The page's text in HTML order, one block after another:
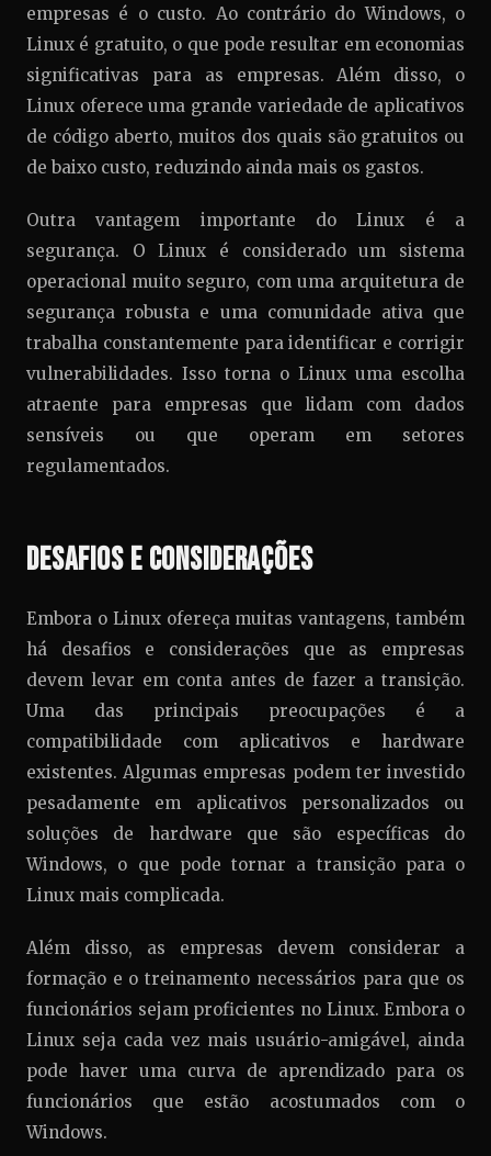
empresas é o custo. Ao contrário do Windows, o
Linux é gratuito, o que pode resultar em economias
significativas para as empresas. Além disso, o
Linux oferece uma grande variedade de aplicativos
de código aberto, muitos dos quais são gratuitos ou
de baixo custo, reduzindo ainda mais os gastos.
Outra vantagem importante do Linux é a
segurança. O Linux é considerado um sistema
operacional muito seguro, com uma arquitetura de
segurança robusta e uma comunidade ativa que
trabalha constantemente para identificar e corrigir
vulnerabilidades. Isso torna o Linux uma escolha
atraente para empresas que lidam com dados
sensíveis ou que operam em setores
regulamentados.
Desafios e Considerações
Embora o Linux ofereça muitas vantagens, também
há desafios e considerações que as empresas
devem levar em conta antes de fazer a transição.
Uma das principais preocupações é a
compatibilidade com aplicativos e hardware
existentes. Algumas empresas podem ter investido
pesadamente em aplicativos personalizados ou
soluções de hardware que são específicas do
Windows, o que pode tornar a transição para o
Linux mais complicada.
Além disso, as empresas devem considerar a
formação e o treinamento necessários para que os
funcionários sejam proficientes no Linux. Embora o
Linux seja cada vez mais usuário-amigável, ainda
pode haver uma curva de aprendizado para os
funcionários que estão acostumados com o
Windows.